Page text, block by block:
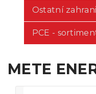
Ostatní
PCE -
METE